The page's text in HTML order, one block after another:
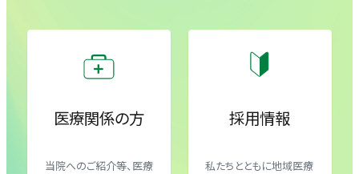
臨床検査室
放射線室
総務課/企画室
医療関係の方
当院へのご紹介等、医療
採用情報
私たちとともに地域医療